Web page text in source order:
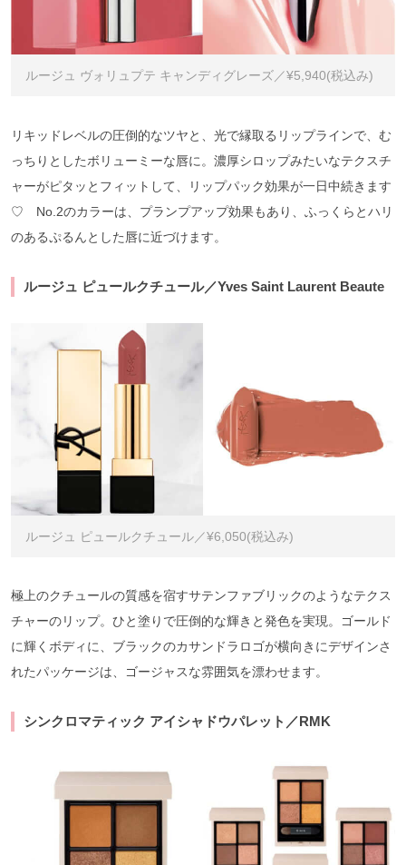
ルージュ ヴォリュプテ キャンディグレーズ／¥5,940(税込み)
リキッドレベルの圧倒的なツヤと、光で縁取るリップラインで、む
っちりとしたボリューミーな唇に。濃厚シロップみたいなテクスチ
ャーがピタッとフィットして、リップパック効果が一日中続きます
♡ No.2のカラーは、プランプアップ効果もあり、ふっくらとハリ
のあるぷるんとした唇に近づけます。
ルージュ ピュールクチュール／Yves Saint Laurent Beaute
ルージュ ピュールクチュール／¥6,050(税込み)
極上のクチュールの質感を宿すサテンファブリックのようなテクス
チャーのリップ。ひと塗りで圧倒的な輝きと発色を実現。ゴールド
に輝くボディに、ブラックのカサンドラロゴが横向きにデザインさ
れたパッケージは、ゴージャスな雰囲気を漂わせます。
シンクロマティック アイシャドウパレット／RMK